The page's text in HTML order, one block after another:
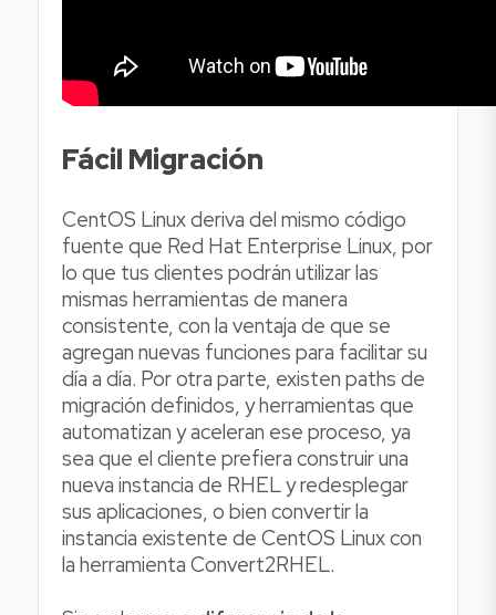
Fácil Migración
CentOS Linux deriva del mismo código
fuente que Red Hat Enterprise Linux, por
lo que tus clientes podrán utilizar las
mismas herramientas de manera
consistente, con la ventaja de que se
agregan nuevas funciones para facilitar su
día a día. Por otra parte, existen paths de
migración definidos, y herramientas que
automatizan y aceleran ese proceso, ya
sea que el cliente prefiera construir una
nueva instancia de RHEL y redesplegar
sus aplicaciones, o bien convertir la
instancia existente de CentOS Linux con
la herramienta Convert2RHEL.